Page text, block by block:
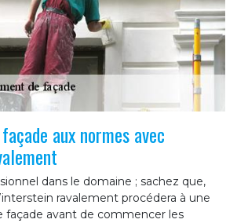
aux normes avec
dans le domaine ; sachez que,
ravalement procédera à une
façade avant de commencer les